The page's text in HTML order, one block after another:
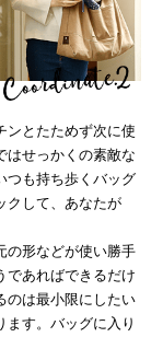
ンとたためず次に使
はせっかくの素敵な
つも持ち歩くバッグ
クして、あなたが
の形などが使い勝手
であればできるだけ
のは最小限にしたい
ます。バッグに入り